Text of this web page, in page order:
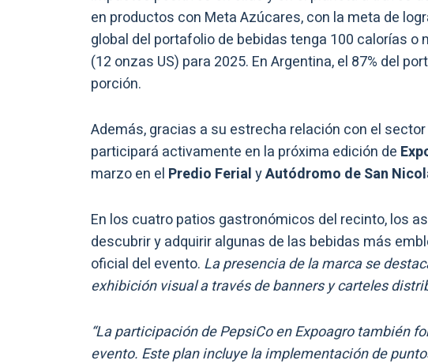
en productos con Meta Azúcares, con la meta de
global del portafolio de bebidas tenga 100 calorías
(12 onzas US) para 2025. En Argentina, el 87% del
porción.
Además, gracias a su estrecha relación con el
participará activamente en la próxima edición de
marzo en el Predio FerialyAutódromo de San
En los cuatro patios gastronómicos del recinto, los
descubrir y adquirir algunas de las bebidas más
oficial del evento. La presencia de la marca se
exhibición visual a través de banners y carteles
“La participación de PepsiCo en Expoagro también
evento. Este plan incluye la implementación de